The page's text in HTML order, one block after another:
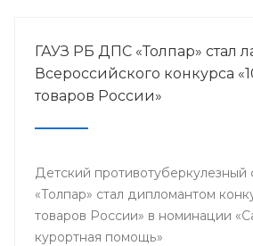
ГАУЗ РБ ДПС «Толпар» стал
Всероссийского конкурса
товаров России»
Детский противотуберкулезный
«Толпар» стал дипломантом
товаров России» в номинации
курортная помощь»